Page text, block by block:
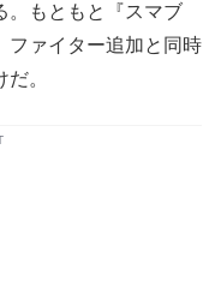
。もともと『スマブ
ファイター追加と同時
。